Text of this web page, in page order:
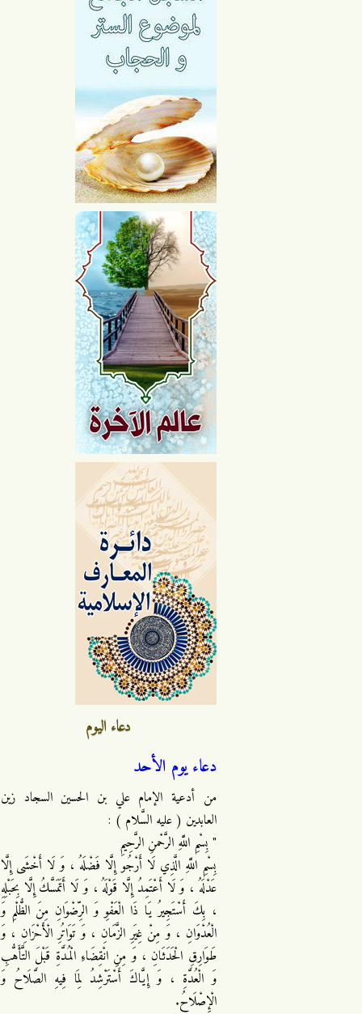
دعاء اليوم
دعاء يوم الأحد
من أدعية الإمام علي بن الحسين السجاد زين
العابدين ( عليه السَّلام ) :
" بِسْمِ اللَّهِ الرَّحْمنِ الرَّحِيمِ
بِسْمِ اللَّهِ الَّذِي لَا أَرْجُو إِلَّا فَضْلَهُ ، وَ لَا أَخْشَى إِلَّا
عَدْلَهُ ، وَ لَا أَعْتَمِدُ إِلَّا قَوْلَهُ ، وَ لَا أَتَمَسَّكُ إِلَّا بِحَبْلِهِ
، بِكَ أَسْتَجِيرُ يَا ذَا الْعَفْوِ وَ الرِّضْوَانِ مِنَ الظُّلْمِ وَ
الْعُدْوَانِ ، وَ مِنْ غِيَرِ الزَّمَانِ ، وَ تَوَاتُرِ الْأَحْزَانِ ، وَ
طَوَارِقِ الْحَدَثَانِ ، وَ مِنِ انْقِضَاءِ الْمُدَّةِ قَبْلَ التَّأَهُّبِ
وَ الْعُدَّةِ ، وَ إِيَّاكَ أَسْتَرْشِدُ لِمَا فِيهِ الصَّلَاحُ وَ
الْإِصْلَاحُ.